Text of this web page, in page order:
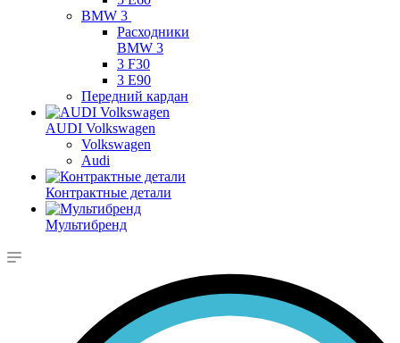
BMW 3
Расходники
BMW 3
3 F30
3 E90
Передний кардан
AUDI Volkswagen
Volkswagen
Audi
Контрактные детали
Мультибренд